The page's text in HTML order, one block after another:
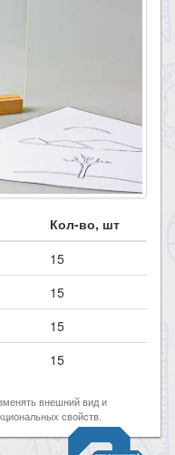
Кол-во, шт
15
15
15
15
внешний вид и
свойств.